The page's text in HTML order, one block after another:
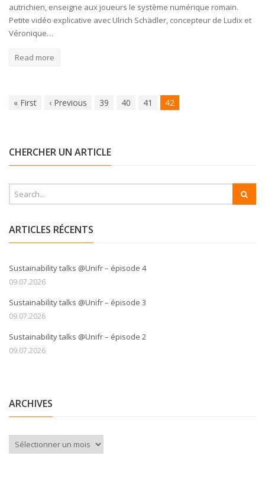
autrichien, enseigne aux joueurs le système numérique romain.
Petite vidéo explicative avec Ulrich Schädler, concepteur de Ludix et
Véronique…
Read more
« First ‹ Previous 39 40 41 42
CHERCHER UN ARTICLE
ARTICLES RÉCENTS
Sustainability talks @Unifr – épisode 4
09.07.2026
Sustainability talks @Unifr – épisode 3
09.07.2026
Sustainability talks @Unifr – épisode 2
09.07.2026
ARCHIVES
Archives